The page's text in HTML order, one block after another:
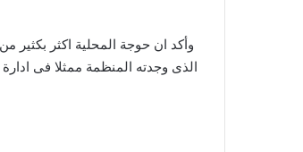
وأكد ان حوجة المحلية اكثر بكثير من
الذى وجدته المنظمة ممثلا فى ادارة